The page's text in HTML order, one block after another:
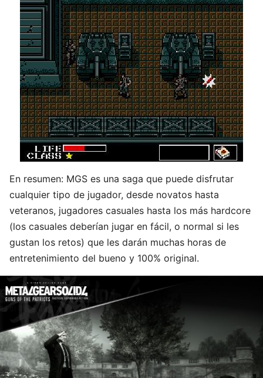
En resumen: MGS es una saga que puede disfrutar
cualquier tipo de jugador, desde novatos hasta
veteranos, jugadores casuales hasta los más hardcore
(los casuales deberían jugar en fácil, o normal si les
gustan los retos) que les darán muchas horas de
entretenimiento del bueno y 100% original.